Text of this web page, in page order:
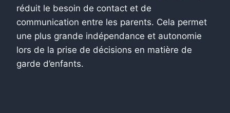
réduit le besoin de contact et de
communication entre les parents. Cela permet
une plus grande indépendance et autonomie
lors de la prise de décisions en matière de
garde d’enfants.